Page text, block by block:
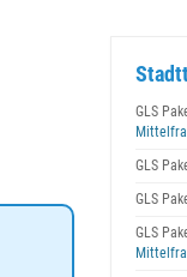
GLS
GLS
GLS
GLS